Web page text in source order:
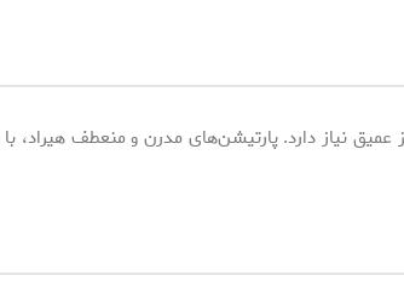
نیاز دارد. پارتیشن‌های مدرن و منعطف هیراد، با